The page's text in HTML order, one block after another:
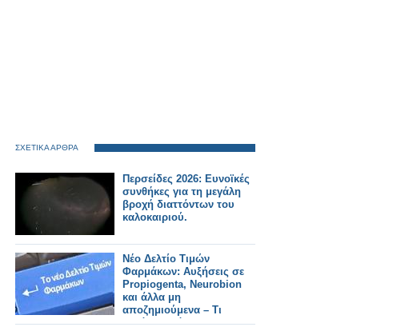
ΣΧΕΤΙΚΑ ΑΡΘΡΑ
Περσείδες 2026: Ευνοϊκές
συνθήκες για τη μεγάλη
βροχή διαττόντων του
καλοκαιριού.
Νέο Δελτίο Τιμών
Φαρμάκων: Αυξήσεις σε
Propiogenta, Neurobion
και άλλα μη
αποζημιούμενα – Τι
αλλάζει από 31/7/2026